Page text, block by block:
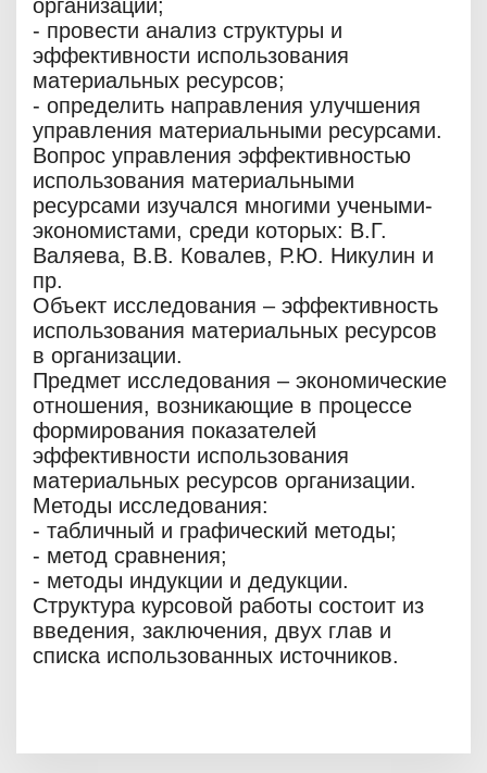
организации;
- провести анализ структуры и
эффективности использования
материальных ресурсов;
- определить направления улучшения
управления материальными ресурсами.
Вопрос управления эффективностью
использования материальными
ресурсами изучался многими учеными-
экономистами, среди которых: В.Г.
Валяева, В.В. Ковалев, Р.Ю. Никулин и
пр.
Объект исследования – эффективность
использования материальных ресурсов
в организации.
Предмет исследования – экономические
отношения, возникающие в процессе
формирования показателей
эффективности использования
материальных ресурсов организации.
Методы исследования:
- табличный и графический методы;
- метод сравнения;
- методы индукции и дедукции.
Структура курсовой работы состоит из
введения, заключения, двух глав и
списка использованных источников.